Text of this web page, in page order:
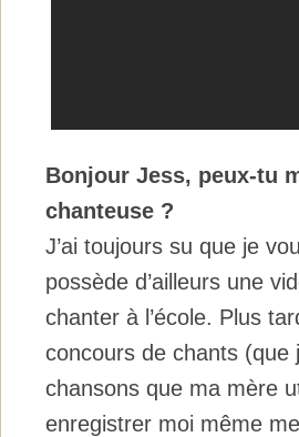
Bonjour Jess, peux-tu
chanteuse ?
J’ai toujours su que je
possède d’ailleurs une
chanter à l’école. Plus
concours de chants (que
chansons que ma mère
enregistrer moi même